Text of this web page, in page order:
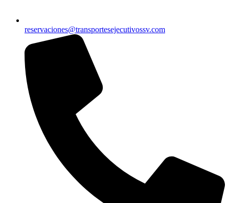
reservaciones@transportesejecutivossv.com